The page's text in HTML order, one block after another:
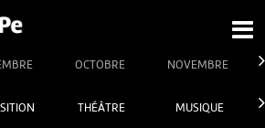
OCTOBRE NOVEMBRE
THÉÂTRE MUSIQUE